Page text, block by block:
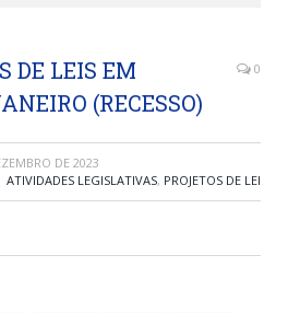
DE LEIS EM
(RECESSO)
0
DE 2023
ATIVIDADES LEGISLATIVAS, PROJETOS DE LEI